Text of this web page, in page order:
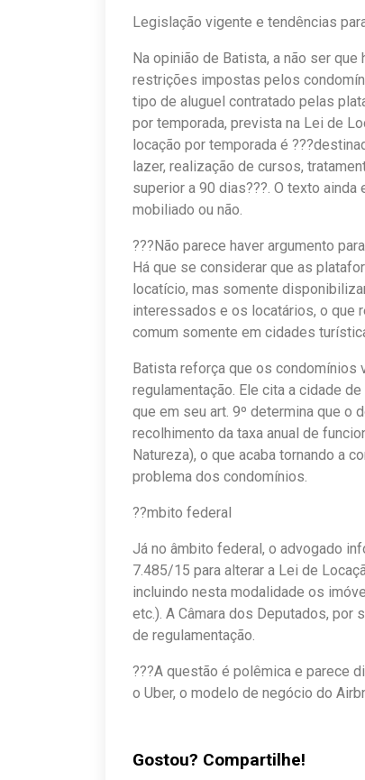
Legislação vigente e tendências
Na opinião de Batista, a não ser
restrições impostas pelos
tipo de aluguel contratado pelas
por temporada, prevista na Lei de
locação por temporada é
lazer, realização de cursos,
superior a 90 dias???. O texto
mobiliado ou não.
???Não parece haver argumento
Há que se considerar que as
locatício, mas somente
interessados e os locatários, o que
comum somente em cidades
Batista reforça que os condomínios
regulamentação. Ele cita a cidade
que em seu art. 9º determina que o
recolhimento da taxa anual de
Natureza), o que acaba tornando a
problema dos condomínios.
??mbito federal
Já no âmbito federal, o advogado
7.485/15 para alterar a Lei de
incluindo nesta modalidade os
etc.). A Câmara dos Deputados, por
de regulamentação.
???A questão é polêmica e parece
o Uber, o modelo de negócio do
Gostou? Compartilhe!